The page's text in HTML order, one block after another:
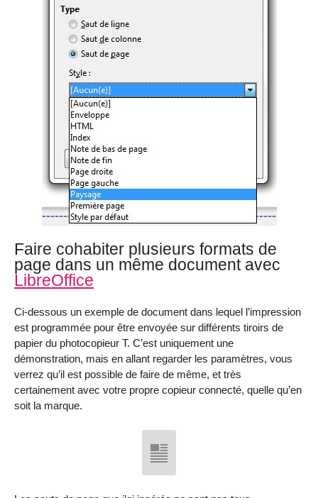
Faire cohabiter plusieurs formats de
page dans un même document avec
LibreOffice
Ci-dessous un exemple de document dans lequel l’impression
est programmée pour être envoyée sur différents tiroirs de
papier du photocopieur T. C’est uniquement une
démonstration, mais en allant regarder les paramètres, vous
verrez qu’il est possible de faire de même, et très
certainement avec votre propre copieur connecté, quelle qu’en
soit la marque.